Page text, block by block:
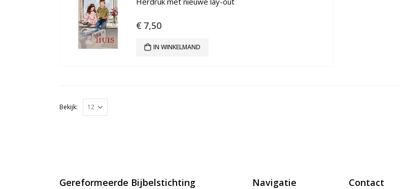
€ 7,50
IN WINKELMAND
Bekijk:
Gereformeerde Bijbelstichting Navigatie Contact